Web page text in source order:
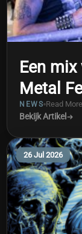
Een
Metal
NEWS Read More
Bekijk Artikel
26 Jul 2026